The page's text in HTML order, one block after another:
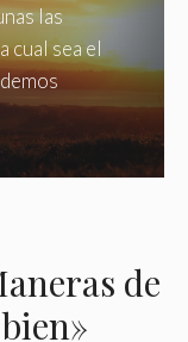
las
cual sea el
de